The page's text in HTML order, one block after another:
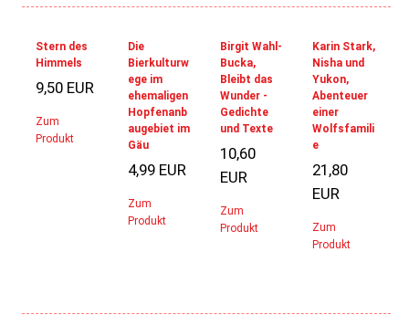
Stern des
Himmels
9,50 EUR
Zum
Produkt
Die
Bierkulturw
ege im
ehemaligen
Hopfenanb
augebiet im
Gäu
4,99 EUR
Zum
Produkt
Birgit Wahl-
Bucka,
Bleibt das
Wunder -
Gedichte
und Texte
10,60
EUR
Zum
Produkt
Karin Stark,
Nisha und
Yukon,
Abenteuer
einer
Wolfsfamili
e
21,80
EUR
Zum
Produkt